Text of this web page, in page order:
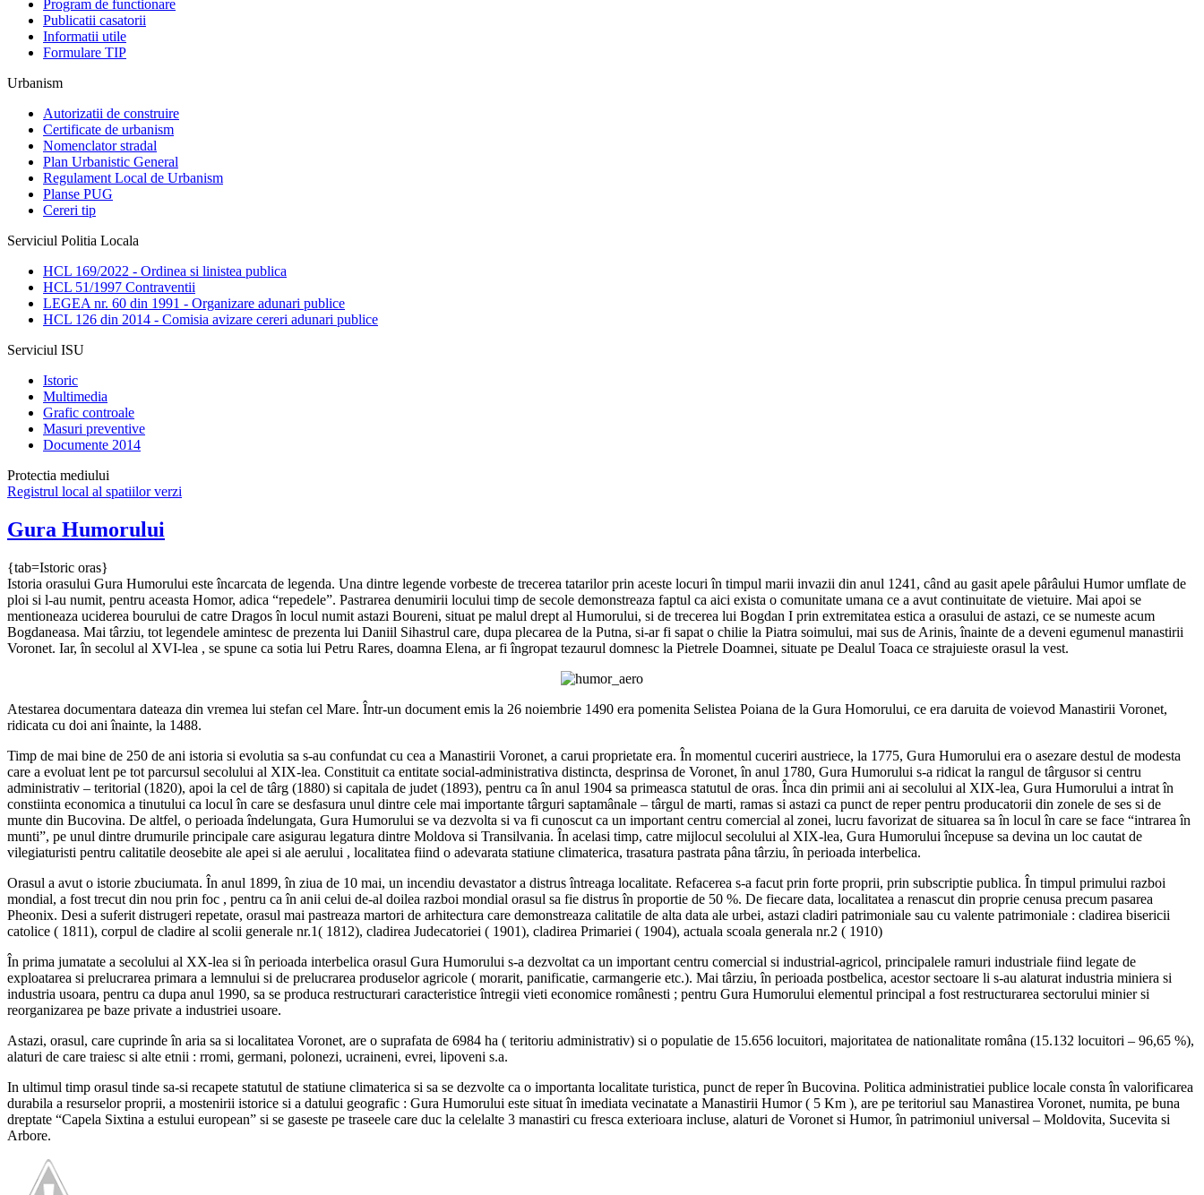
Program de functionare
Publicatii casatorii
Informatii utile
Formulare TIP
Urbanism
Autorizatii de construire
Certificate de urbanism
Nomenclator stradal
Plan Urbanistic General
Regulament Local de Urbanism
Planse PUG
Cereri tip
Serviciul Politia Locala
HCL 169/2022 - Ordinea si linistea publica
HCL 51/1997 Contraventii
LEGEA nr. 60 din 1991 - Organizare adunari publice
HCL 126 din 2014 - Comisia avizare cereri adunari publice
Serviciul ISU
Istoric
Multimedia
Grafic controale
Masuri preventive
Documente 2014
Protectia mediului
Registrul local al spatiilor verzi
Gura Humorului
{tab=Istoric oras}
Istoria orasului Gura Humorului este încarcata de legenda. Una dintre legende vorbeste de trecerea tatarilor prin aceste locuri în timpul marii invazii din anul 1241, când au gasit apele pârâului Humor umflate de
ploi si l-au numit, pentru aceasta Homor, adica “repedele”. Pastrarea denumirii locului timp de secole demonstreaza faptul ca aici exista o comunitate umana ce a avut continuitate de vietuire. Mai apoi se
mentioneaza uciderea bourului de catre Dragos în locul numit astazi Boureni, situat pe malul drept al Humorului, si de trecerea lui Bogdan I prin extremitatea estica a orasului de astazi, ce se numeste acum
Bogdaneasa. Mai târziu, tot legendele amintesc de prezenta lui Daniil Sihastrul care, dupa plecarea de la Putna, si-ar fi sapat o chilie la Piatra soimului, mai sus de Arinis, înainte de a deveni egumenul manastirii
Voronet. Iar, în secolul al XVI-lea , se spune ca sotia lui Petru Rares, doamna Elena, ar fi îngropat tezaurul domnesc la Pietrele Doamnei, situate pe Dealul Toaca ce strajuieste orasul la vest.
Atestarea documentara dateaza din vremea lui stefan cel Mare. Într-un document emis la 26 noiembrie 1490 era pomenita Selistea Poiana de la Gura Homorului, ce era daruita de voievod Manastirii Voronet,
ridicata cu doi ani înainte, la 1488.
Timp de mai bine de 250 de ani istoria si evolutia sa s-au confundat cu cea a Manastirii Voronet, a carui proprietate era. În momentul cuceriri austriece, la 1775, Gura Humorului era o asezare destul de modesta
care a evoluat lent pe tot parcursul secolului al XIX-lea. Constituit ca entitate social-administrativa distincta, desprinsa de Voronet, în anul 1780, Gura Humorului s-a ridicat la rangul de târgusor si centru
administrativ – teritorial (1820), apoi la cel de târg (1880) si capitala de judet (1893), pentru ca în anul 1904 sa primeasca statutul de oras. Înca din primii ani ai secolului al XIX-lea, Gura Humorului a intrat în
constiinta economica a tinutului ca locul în care se desfasura unul dintre cele mai importante târguri saptamânale – târgul de marti, ramas si astazi ca punct de reper pentru producatorii din zonele de ses si de
munte din Bucovina. De altfel, o perioada îndelungata, Gura Humorului se va dezvolta si va fi cunoscut ca un important centru comercial al zonei, lucru favorizat de situarea sa în locul în care se face “intrarea în
munti”, pe unul dintre drumurile principale care asigurau legatura dintre Moldova si Transilvania. În acelasi timp, catre mijlocul secolului al XIX-lea, Gura Humorului începuse sa devina un loc cautat de
vilegiaturisti pentru calitatile deosebite ale apei si ale aerului , localitatea fiind o adevarata statiune climaterica, trasatura pastrata pâna târziu, în perioada interbelica.
Orasul a avut o istorie zbuciumata. În anul 1899, în ziua de 10 mai, un incendiu devastator a distrus întreaga localitate. Refacerea s-a facut prin forte proprii, prin subscriptie publica. În timpul primului razboi
mondial, a fost trecut din nou prin foc , pentru ca în anii celui de-al doilea razboi mondial orasul sa fie distrus în proportie de 50 %. De fiecare data, localitatea a renascut din proprie cenusa precum pasarea
Pheonix. Desi a suferit distrugeri repetate, orasul mai pastreaza martori de arhitectura care demonstreaza calitatile de alta data ale urbei, astazi cladiri patrimoniale sau cu valente patrimoniale : cladirea bisericii
catolice ( 1811), corpul de cladire al scolii generale nr.1( 1812), cladirea Judecatoriei ( 1901), cladirea Primariei ( 1904), actuala scoala generala nr.2 ( 1910)
În prima jumatate a secolului al XX-lea si în perioada interbelica orasul Gura Humorului s-a dezvoltat ca un important centru comercial si industrial-agricol, principalele ramuri industriale fiind legate de
exploatarea si prelucrarea primara a lemnului si de prelucrarea produselor agricole ( morarit, panificatie, carmangerie etc.). Mai târziu, în perioada postbelica, acestor sectoare li s-au alaturat industria miniera si
industria usoara, pentru ca dupa anul 1990, sa se produca restructurari caracteristice întregii vieti economice românesti ; pentru Gura Humorului elementul principal a fost restructurarea sectorului minier si
reorganizarea pe baze private a industriei usoare.
Astazi, orasul, care cuprinde în aria sa si localitatea Voronet, are o suprafata de 6984 ha ( teritoriu administrativ) si o populatie de 15.656 locuitori, majoritatea de nationalitate româna (15.132 locuitori – 96,65 %),
alaturi de care traiesc si alte etnii : rromi, germani, polonezi, ucraineni, evrei, lipoveni s.a.
In ultimul timp orasul tinde sa-si recapete statutul de statiune climaterica si sa se dezvolte ca o importanta localitate turistica, punct de reper în Bucovina. Politica administratiei publice locale consta în valorificarea
durabila a resurselor proprii, a mostenirii istorice si a datului geografic : Gura Humorului este situat în imediata vecinatate a Manastirii Humor ( 5 Km ), are pe teritoriul sau Manastirea Voronet, numita, pe buna
dreptate “Capela Sixtina a estului european” si se gaseste pe traseele care duc la celelalte 3 manastiri cu fresca exterioara incluse, alaturi de Voronet si Humor, în patrimoniul universal – Moldovita, Sucevita si
Arbore.